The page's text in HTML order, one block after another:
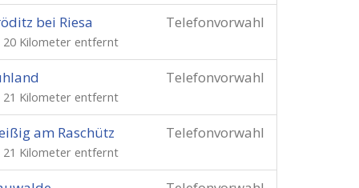
Telefonvorwahl
bei Riesa
20 Kilometer entfernt
Telefonvorwahl
21 Kilometer entfernt
Telefonvorwahl
am Raschütz
21 Kilometer entfernt